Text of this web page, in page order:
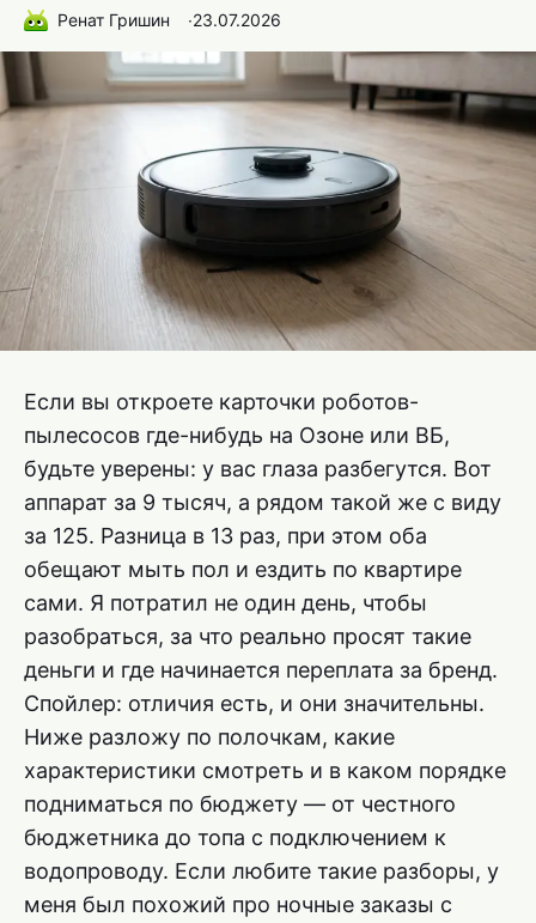
Ренат Гришин ∙23.07.2026
Если вы откроете карточки роботов-
пылесосов где-нибудь на Озоне или ВБ,
будьте уверены: у вас глаза разбегутся. Вот
аппарат за 9 тысяч, а рядом такой же с виду
за 125. Разница в 13 раз, при этом оба
обещают мыть пол и ездить по квартире
сами. Я потратил не один день, чтобы
разобраться, за что реально просят такие
деньги и где начинается переплата за бренд.
Спойлер: отличия есть, и они значительны.
Ниже разложу по полочкам, какие
характеристики смотреть и в каком порядке
подниматься по бюджету — от честного
бюджетника до топа с подключением к
водопроводу. Если любите такие разборы, у
меня был похожий про ночные заказы с